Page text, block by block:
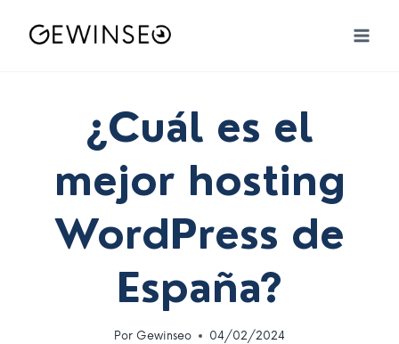
¿Cuál es el
mejor hosting
WordPress de
España?
Por Gewinseo 04/02/2024